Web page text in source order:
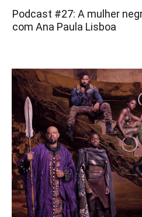
Podcast #27: A mulher
com Ana Paula Lisboa